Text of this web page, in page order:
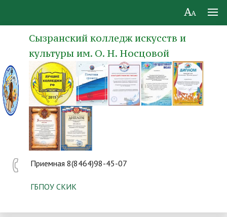
Сызранский колледж искусств и
культуры им. О. Н. Носцовой
Приемная 8(8464)98-45-07
ГБПОУ СКИК